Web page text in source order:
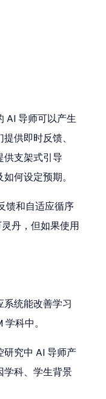
AI 导师可以产生
供即时反馈、
供支架式引导
何设定预期。
馈和自适应循序
丹，但如果使用
系统能改善学习
科中。
究中 AI 导师产
学科、学生背景